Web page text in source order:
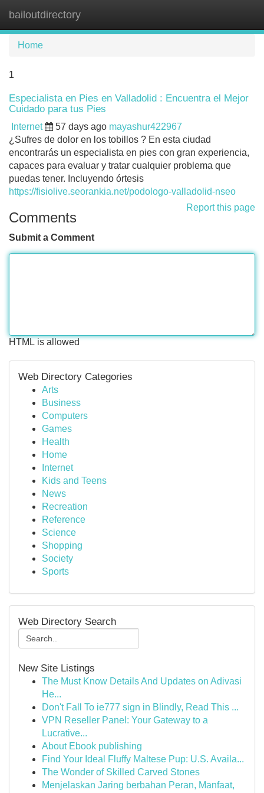
bailoutdirectory
Home
1
Especialista en Pies en Valladolid : Encuentra el Mejor
Cuidado para tus Pies
Internet 57 days ago mayashur422967
¿Sufres de dolor en los tobillos ? En esta ciudad
encontrarás un especialista en pies con gran experiencia,
capaces para evaluar y tratar cualquier problema que
puedas tener. Incluyendo órtesis
https://fisiolive.seorankia.net/podologo-valladolid-nseo
Report this page
Comments
Submit a Comment
HTML is allowed
Web Directory Categories
Arts
Business
Computers
Games
Health
Home
Internet
Kids and Teens
News
Recreation
Reference
Science
Shopping
Society
Sports
Web Directory Search
New Site Listings
The Must Know Details And Updates on Adivasi
He...
Don't Fall To ie777 sign in Blindly, Read This ...
VPN Reseller Panel: Your Gateway to a
Lucrative...
About Ebook publishing
Find Your Ideal Fluffy Maltese Pup: U.S. Availa...
The Wonder of Skilled Carved Stones
Menjelaskan Jaring berbahan Peran, Manfaat,